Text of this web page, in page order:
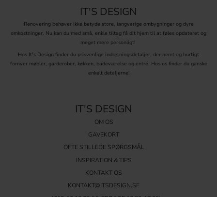
IT'S DESIGN
Renovering behøver ikke betyde store, langvarige ombygninger og dyre
omkostninger. Nu kan du med små, enkle tiltag få dit hjem til at føles opdateret og
meget mere personligt!
Hos It’s Design finder du prisvenlige indretningsdetaljer, der nemt og hurtigt
fornyer møbler, garderober, køkken, badeværelse og entré. Hos os finder du ganske
enkelt detaljerne!
IT'S DESIGN
OM OS
GAVEKORT
OFTE STILLEDE SPØRGSMÅL
INSPIRATION & TIPS
KONTAKT OS
KONTAKT@ITSDESIGN.SE